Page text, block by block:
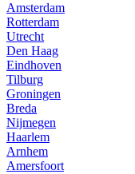
Amsterdam
Rotterdam
Utrecht
Den Haag
Eindhoven
Tilburg
Groningen
Breda
Nijmegen
Haarlem
Arnhem
Amersfoort